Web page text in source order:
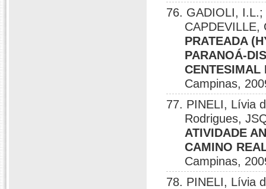
76. GADIOLI,
PRATEADA
PARANOÁ-
CENTESIMAL
Campinas,
77. PINELI, Lívia
Rodrigues,
ATIVIDADE
CAMINO
Campinas,
78. PINELI, Lívia